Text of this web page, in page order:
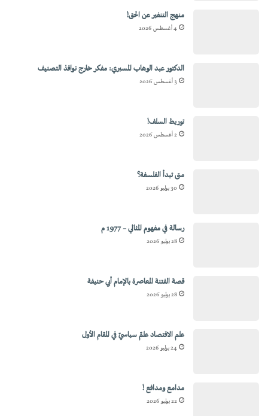
منهج التنفير عن الحق!
4 أغسطس 2026
الدكتور عبد الوهاب المسيري: مفكر خارج نوافذ التصنيف
3 أغسطس 2026
توريط السلف!
2 أغسطس 2026
متى تبدأ الفلسفة؟
30 يوليو 2026
رسالة في مفهوم المثالي – 1977 م
28 يوليو 2026
قصة الفتنة المعاصرة بالإمام أبي حنيفة
28 يوليو 2026
علم الاقتصاد علمٌ سياسيٌ في المقام الأول
24 يوليو 2026
مدامع ومدافع !
22 يوليو 2026